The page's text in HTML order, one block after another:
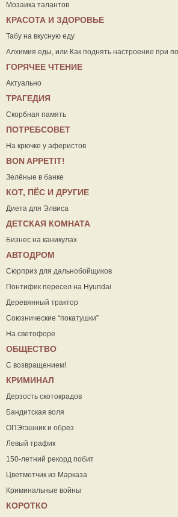
Мозаика талантов
КРАСОТА И ЗДОРОВЬЕ
Табу на вкусную еду
Алхимия еды, или Как поднять настроение при
ГОРЯЧЕЕ ЧТЕНИЕ
Актуально
ТРАГЕДИЯ
Скорбная память
ПОТРЕБСОВЕТ
На крючке у аферистов
ВON APPETIT!
Зелёные в банке
КОТ, ПЁС И ДРУГИЕ
Диета для Элвиса
ДЕТСКАЯ КОМНАТА
Бизнес на каникулах
АВТОДРОМ
Сюрприз для дальнобойщиков
Понтифик пересел на Hyundai
Деревянный трактор
Союзнические “покатушки”
На светофоре
ОБЩЕСТВО
С возвращением!
КРИМИНАЛ
Дерзость скотокрадов
Бандитская воля
ОПЭгэшник и обрез
Левый трафик
150-летний рекорд побит
Цветметчик из Марказа
Криминальные войны
КОРОТКО